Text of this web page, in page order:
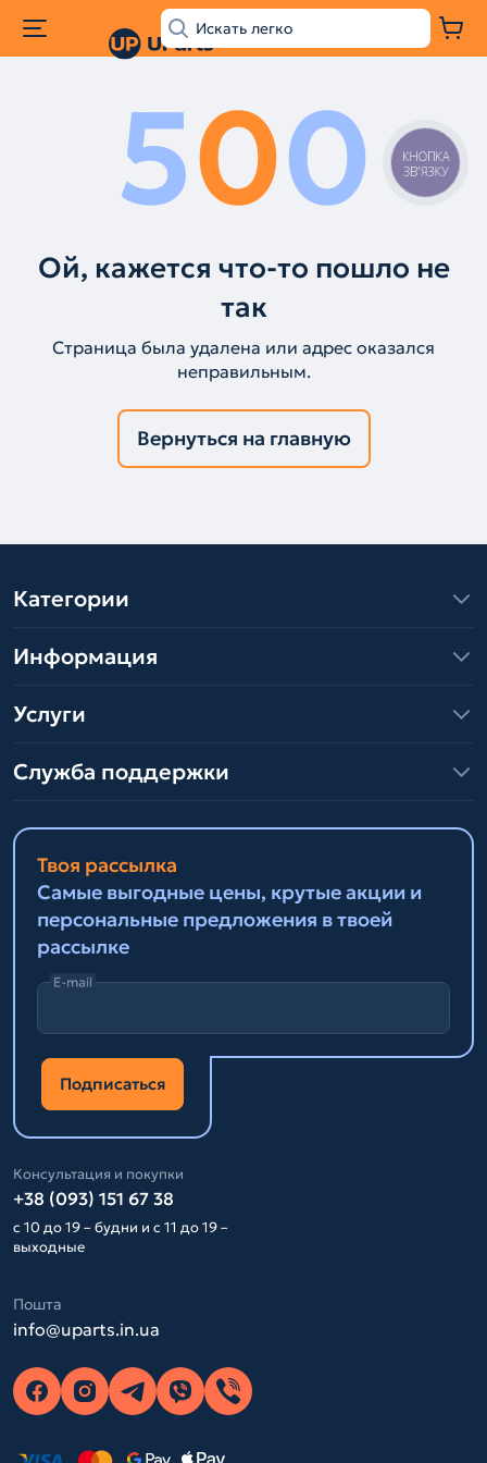
500
Ой, кажется что-то пошло не
так
Страница была удалена или адрес оказался
неправильным.
Вернуться на главную
Категории
Информация
Услуги
Служба поддержки
Твоя рассылка
Самые выгодные цены, крутые акции и
персональные предложения в твоей
рассылке
E-mail
Подписаться
Консультация и покупки
+38 (093) 151 67 38
с 10 до 19 – будни и с 11 до 19 –
выходные
Пошта
info@uparts.in.ua
КНОПКА
ЗВ'ЯЗКУ